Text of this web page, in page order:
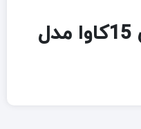
دیزل ژنراتور بادوین 15کاوا مدل